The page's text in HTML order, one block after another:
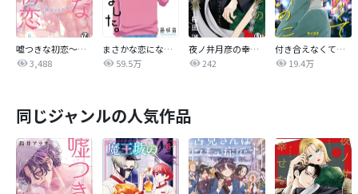
嘘つきな初恋～王子様はドSホスト～
3,488
まさかな恋になりました。
59.5万
夜ノ井月彦の幸せな地獄
242
付き合えなくていいのに
19.4万
同じジャンルの人気作品